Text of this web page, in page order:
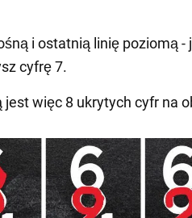
i ostatnią linię poziomą -
cyfrę 7.
jest więc 8 ukrytych cyfr na